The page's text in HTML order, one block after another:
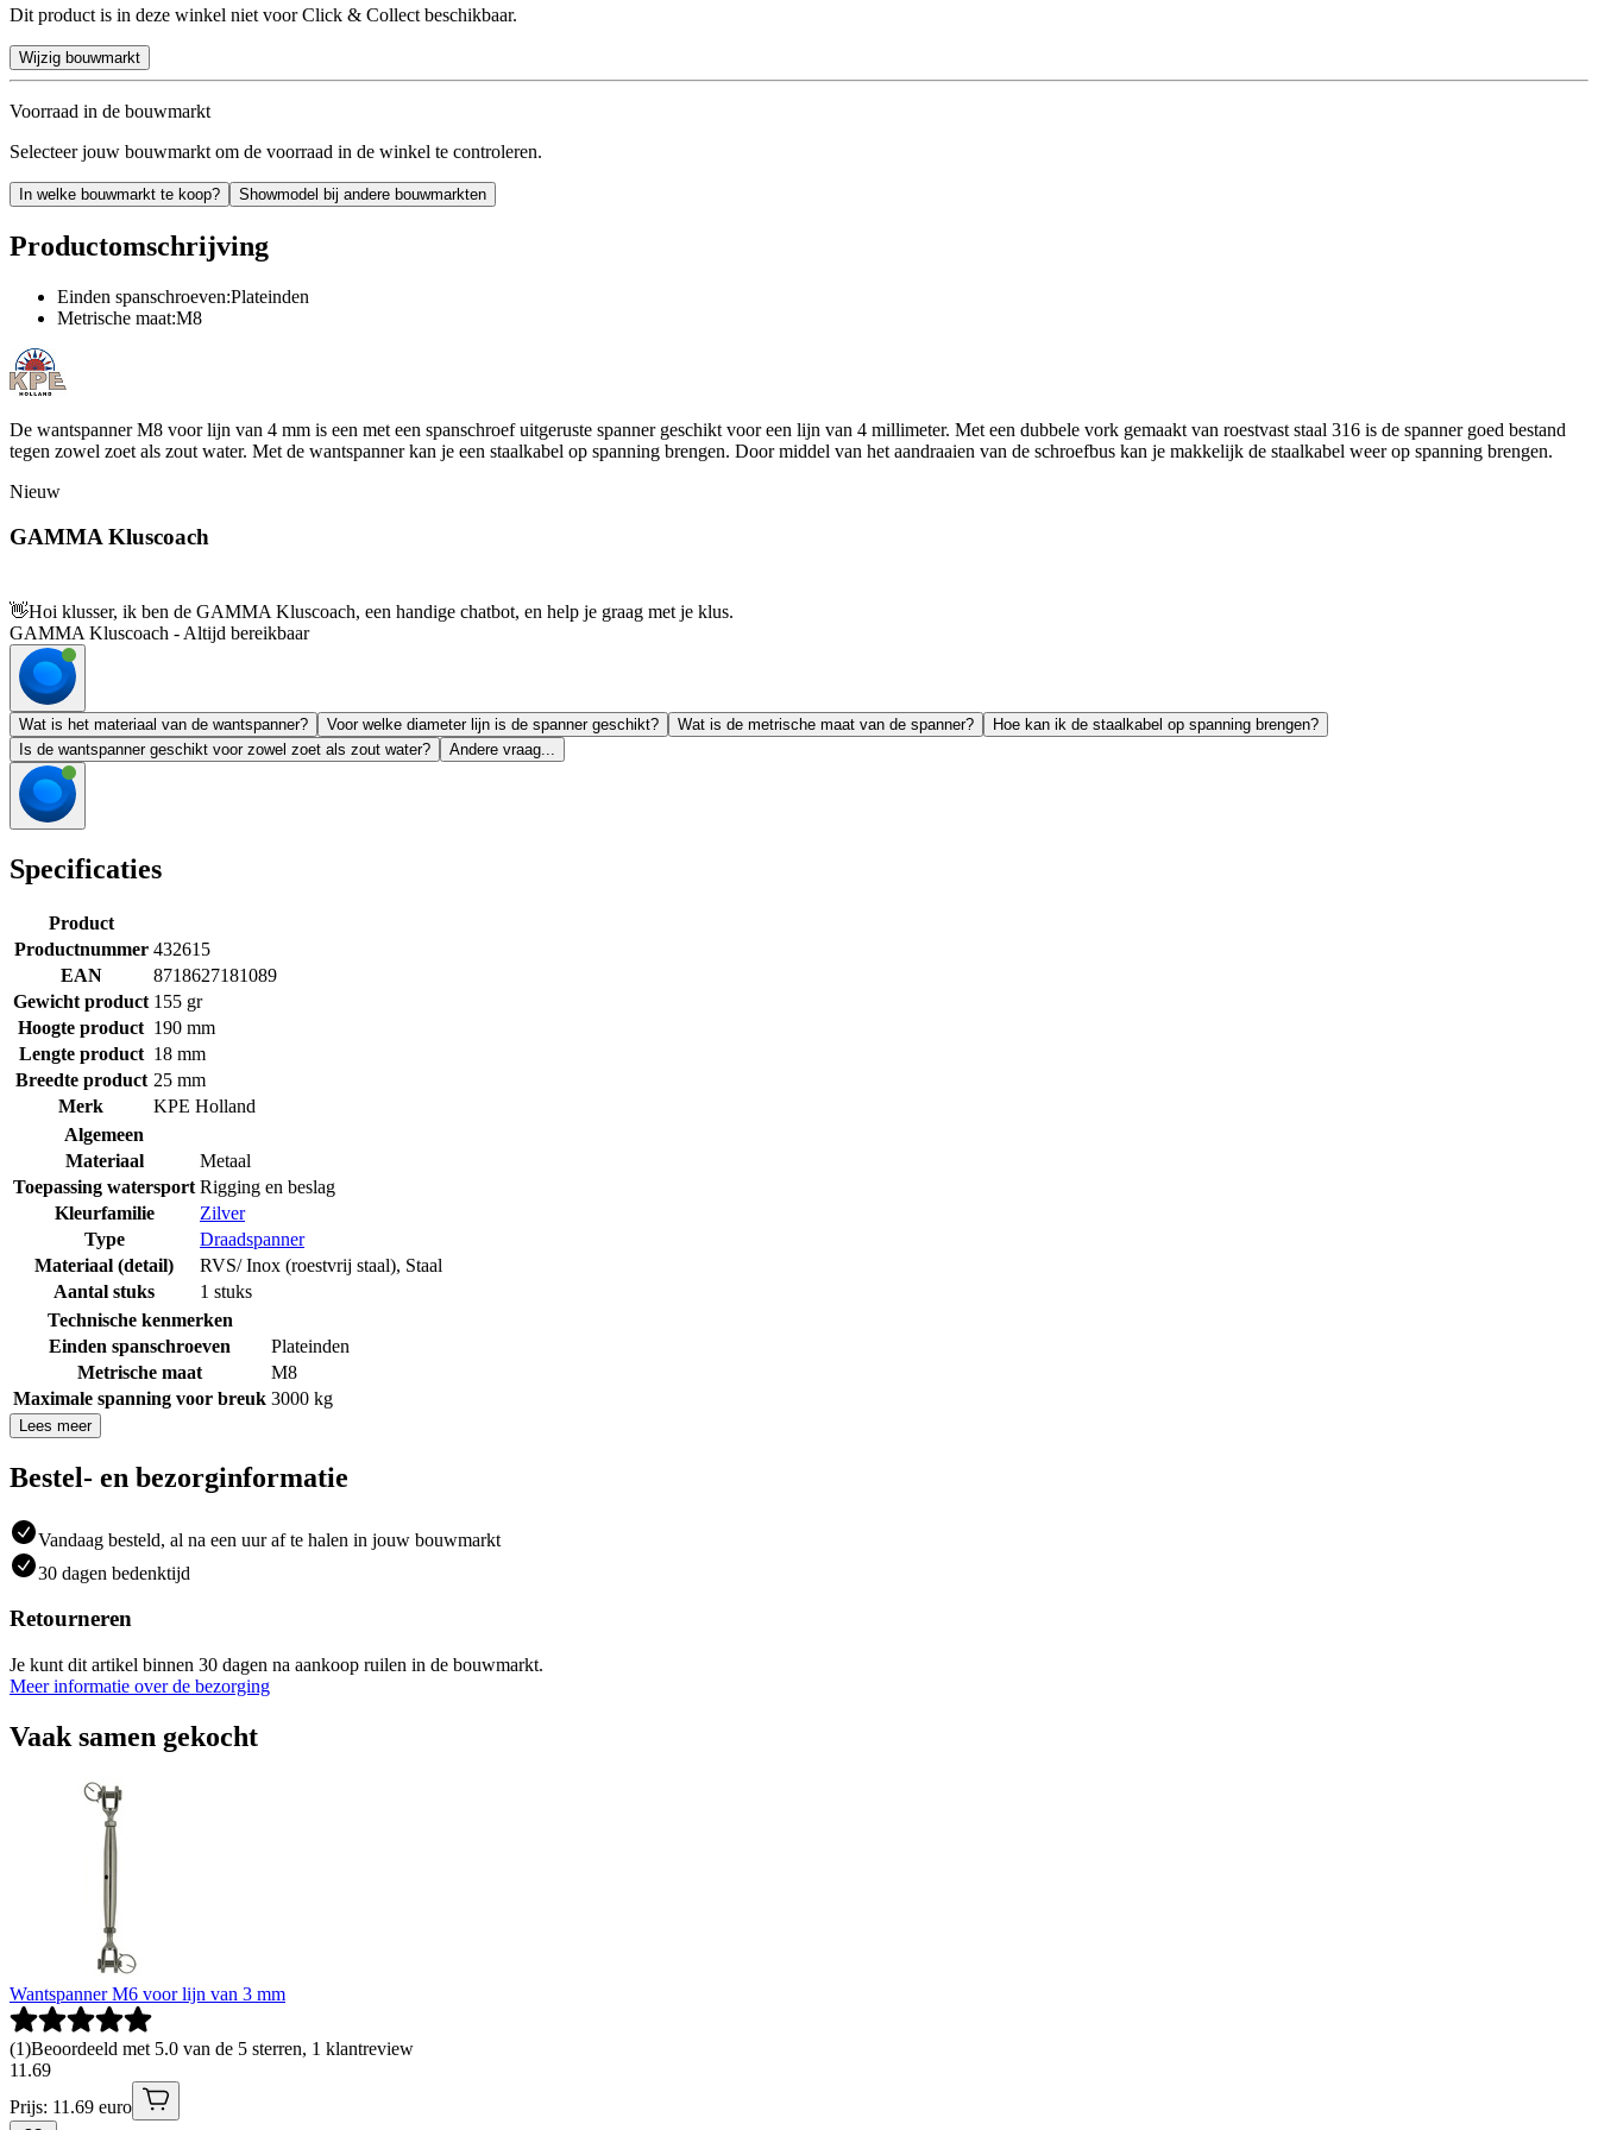
Dit product is in deze winkel niet voor Click & Collect beschikbaar.
Wijzig bouwmarkt
Voorraad in de bouwmarkt
Selecteer jouw bouwmarkt om de voorraad in de winkel te controleren.
In welke bouwmarkt te koop? Showmodel bij andere bouwmarkten
Productomschrijving
Einden spanschroeven:Plateinden
Metrische maat:M8
De wantspanner M8 voor lijn van 4 mm is een met een spanschroef uitgeruste spanner geschikt voor een lijn van 4 millimeter. Met een dubbele vork gemaakt van roestvast staal 316 is de spanner goed bestand
tegen zowel zoet als zout water. Met de wantspanner kan je een staalkabel op spanning brengen. Door middel van het aandraaien van de schroefbus kan je makkelijk de staalkabel weer op spanning brengen.
Nieuw
GAMMA Kluscoach
👋Hoi klusser, ik ben de GAMMA Kluscoach, een handige chatbot, en help je graag met je klus.
GAMMA Kluscoach - Altijd bereikbaar
Wat is het materiaal van de wantspanner? Voor welke diameter lijn is de spanner geschikt? Wat is de metrische maat van de spanner?
Hoe kan ik de staalkabel op spanning brengen?
Is de wantspanner geschikt voor zowel zoet als zout water?
Andere vraag...
Specificaties
Product
Productnummer 432615
EAN
8718627181089
Gewicht product 155 gr
Hoogte product 190 mm
Lengte product 18 mm
Breedte product 25 mm
Merk
KPE Holland
Algemeen
Materiaal
Metaal
Toepassing watersport Rigging en beslag
Kleurfamilie
Zilver
Type
Draadspanner
Materiaal (detail)
RVS/ Inox (roestvrij staal), Staal
Aantal stuks
1 stuks
Technische kenmerken
Einden spanschroeven
Plateinden
Metrische maat
M8
Maximale spanning voor breuk 3000 kg
Lees meer
Bestel- en bezorginformatie
Vandaag besteld, al na een uur af te halen in jouw bouwmarkt
30 dagen bedenktijd
Retourneren
Je kunt dit artikel binnen 30 dagen na aankoop ruilen in de bouwmarkt.
Meer informatie over de bezorging
Vaak samen gekocht
Wantspanner M6 voor lijn van 3 mm
(1)Beoordeeld met 5.0 van de 5 sterren, 1 klantreview
11 .69
Prijs: 11.69 euro